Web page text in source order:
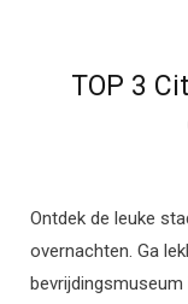
TOP 3
Ontdek de leuke
overnachten. Ga